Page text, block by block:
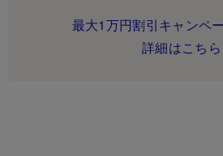
最大1万円割引キャンペ
詳細はこちら